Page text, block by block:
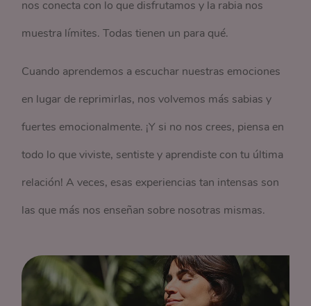
nos conecta con lo que disfrutamos y la rabia nos
muestra límites. Todas tienen un para qué.
Cuando aprendemos a escuchar nuestras emociones
en lugar de reprimirlas, nos volvemos más sabias y
fuertes emocionalmente. ¡Y si no nos crees, piensa en
todo lo que viviste, sentiste y aprendiste con tu última
relación! A veces, esas experiencias tan intensas son
las que más nos enseñan sobre nosotras mismas.